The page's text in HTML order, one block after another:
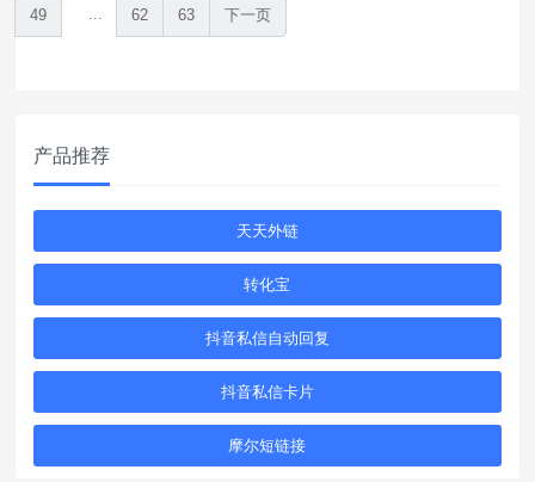
49 ... 62 63 下一页
产品推荐
天天外链
转化宝
抖音私信自动回复
抖音私信卡片
摩尔短链接